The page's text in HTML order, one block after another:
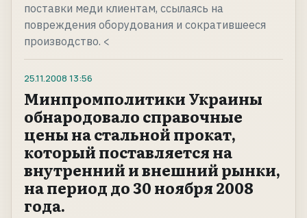
поставки меди клиентам, ссылаясь на
повреждения оборудования и сократившееся
производство. <
25.11.2008 13:56
Минпромполитики Украины
обнародовало справочные
цены на стальной прокат,
который поставляется на
внутренний и внешний рынки,
на период до 30 ноября 2008
года.